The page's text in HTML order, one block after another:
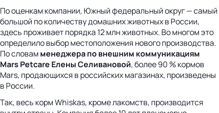
По оценкам компании, Южный федеральный округ — самый
большой по количеству домашних животных в России,
здесь проживает порядка 12 млн животных. Во многом это
определило выбор местоположения нового производства.
По словам менеджера по внешним коммуникациям
Mars Petcare Елены Селивановой, более 90 % кормов
Mars, продающихся в российских магазинах, произведены
в России.
Так, весь корм Whiskas, кроме лакомств, производится